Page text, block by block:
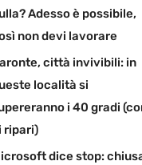
Adesso è possibile,
non devi lavorare
città invivibili: in
località si
i 40 gradi
ripari)
dice stop: